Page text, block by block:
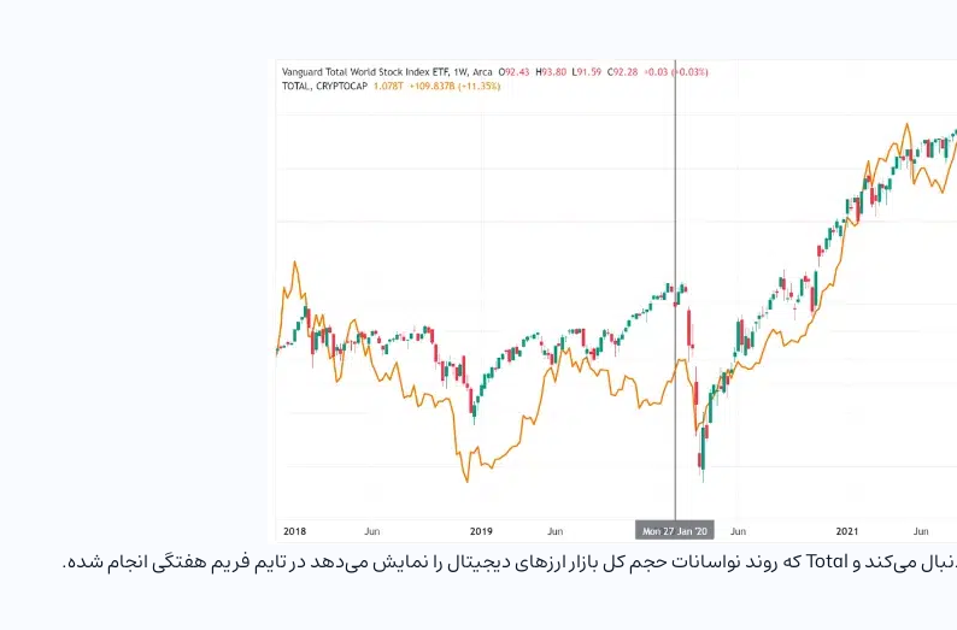
در تصویر بالا مقایسه‌ای بین روند قیمتی شاخص VT که تمامی سهام موجود در دنیا را دنبال می‌کند و Total که روند نواسانات حجم کل بازار ارزهای دیجیتال را نمایش می‌دهد در تایم فریم هفتگی انجام شده.